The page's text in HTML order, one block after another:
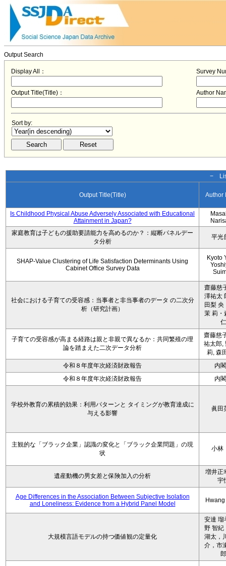
Output Search
Display All： Survey
Output Title(Title)： Author
Sort by:
−
Output Title(Title) Author
Is Childhood Physical Abuse Adversely Associated with Educational
Attainment in Japan?
家庭教育は子どもの援助要請能力を高めるのか？：縦断パネルデー
タ分析
平光
SHAP-Value Clustering of Life Satisfaction Determinants Using
Cabinet Office Survey Data
Kyoto
社会における子育ての受容感：当事者と非当事者のデータ の二次分
析（研究計画）
齋藤慈
澤祐太
田梨 央
茉 莉・
仁
子育ての受容感が高まる経路は親と非親で異なるか：共同繁殖の理
論を踏まえた二次データ分析
齋藤慈
祐太郎,
莉, 森
令和８年度年次経済財政報告
内
令和８年度年次経済財政報告
内
学校外教育の累積的効果：利用パターンと タイミングが教育達成に
与える影響
眞田
主観的な「ブラック企業」認識の変化と「ブラック企業問題」の現
状
小
遺産動機の男女差と保険加入の分析
増井正
宇
Age Differences in the Association Between Subjective Isolation
and Loneliness: Evidence from a Hybrid Panel Model
大規模言語モデルの持つ価値観の定量化
安達 瑠
野 智紀
湖太，
介，市
郎